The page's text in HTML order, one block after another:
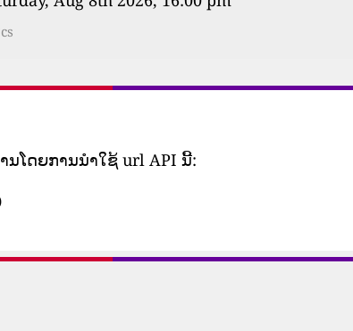
ນ​ໂດຍ​ການ​ນໍາ​ໃຊ້ url API ນີ້​: